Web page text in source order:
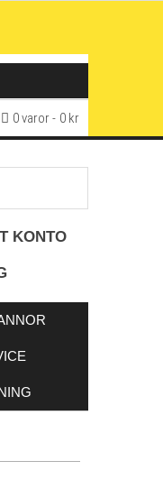
0 varor 0 kr
KONTO